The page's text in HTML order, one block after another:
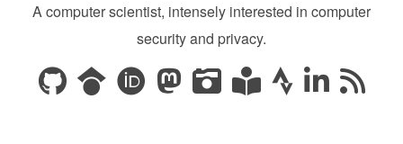
A computer scientist, intensely interested in computer
security and privacy.